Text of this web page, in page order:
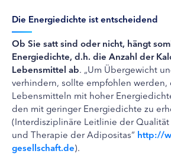
Die Energiedichte ist entscheidend
Ob Sie satt sind oder nicht, hängt
Energiedichte, d.h. die Anzahl der
Lebensmittel ab. „Um Übergewicht
verhindern, sollte empfohlen werden,
Lebensmitteln mit hoher
den mit geringer Energiedichte zu
(Interdisziplinäre Leitlinie der Qualität
und Therapie der Adipositas“ http://
gesellschaft.de).